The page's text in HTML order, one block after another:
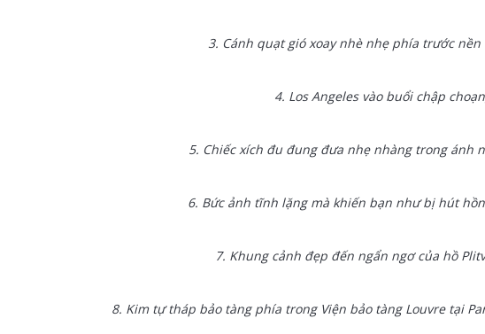
3. Cánh quạt gió xoay nhè nhẹ phía trước
4. Los Angeles vào buổi chập
5. Chiếc xích đu đung đưa nhẹ nhàng trong ánh
6. Bức ảnh tĩnh lặng mà khiến bạn như bị hút
7. Khung cảnh đẹp đến ngẩn ngơ của hồ
8. Kim tự tháp bảo tàng phía trong Viện bảo tàng Louvre tại